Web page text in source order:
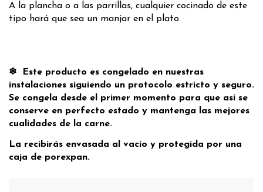
A la plancha o a las parrillas, cualquier cocinado de este
tipo hará que sea un manjar en el plato.
❄︎ Este producto es congelado en nuestras
instalaciones siguiendo un protocolo estricto y seguro.
Se congela desde el primer momento para que así se
conserve en perfecto estado y mantenga las mejores
cualidades de la carne.
La recibirás envasada al vacío y protegida por una
caja de porexpan.